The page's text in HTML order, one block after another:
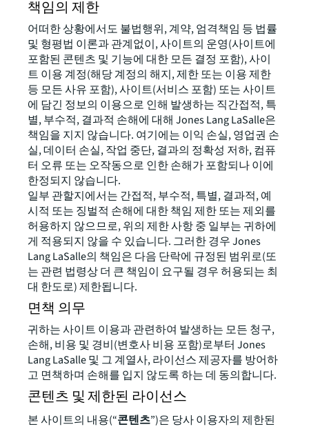
책임의 제한
어떠한 상황에서도 불법행위, 계약, 엄격책임 등 법률
및 형평법 이론과 관계없이, 사이트의 운영(사이트에
포함된 콘텐츠 및 기능에 대한 모든 결정 포함), 사이
트 이용 계정(해당 계정의 해지, 제한 또는 이용 제한
등 모든 사유 포함), 사이트(서비스 포함) 또는 사이트
에 담긴 정보의 이용으로 인해 발생하는 직간접적, 특
별, 부수적, 결과적 손해에 대해 Jones Lang LaSalle은
책임을 지지 않습니다. 여기에는 이익 손실, 영업권 손
실, 데이터 손실, 작업 중단, 결과의 정확성 저하, 컴퓨
터 오류 또는 오작동으로 인한 손해가 포함되나 이에
한정되지 않습니다.
일부 관할지에서는 간접적, 부수적, 특별, 결과적, 예
시적 또는 징벌적 손해에 대한 책임 제한 또는 제외를
허용하지 않으므로, 위의 제한 사항 중 일부는 귀하에
게 적용되지 않을 수 있습니다. 그러한 경우 Jones
Lang LaSalle의 책임은 다음 단락에 규정된 범위로(또
는 관련 법령상 더 큰 책임이 요구될 경우 허용되는 최
대 한도로) 제한됩니다.
면책 의무
귀하는 사이트 이용과 관련하여 발생하는 모든 청구,
손해, 비용 및 경비(변호사 비용 포함)로부터 Jones
Lang LaSalle 및 그 계열사, 라이선스 제공자를 방어하
고 면책하며 손해를 입지 않도록 하는 데 동의합니다.
콘텐츠 및 제한된 라이선스
본 사이트의 내용(“콘텐츠”)은 당사 이용자의 제한된